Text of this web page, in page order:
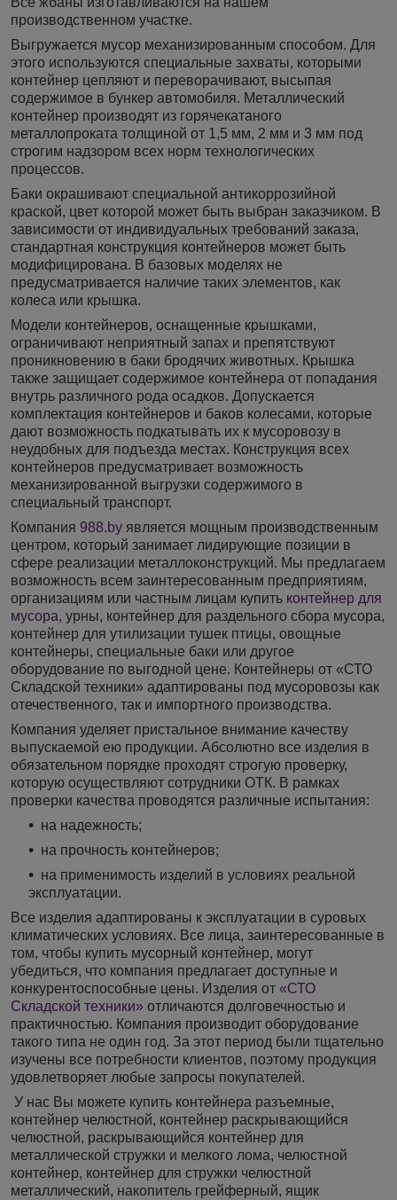
производственном участке.
Выгружается мусор механизированным способом. Для
этого используются специальные захваты, которыми
контейнер цепляют и переворачивают, высыпая
содержимое в бункер автомобиля. Металлический
контейнер производят из горячекатаного
металлопроката толщиной от 1,5 мм, 2 мм и 3 мм под
строгим надзором всех норм технологических
процессов.
Баки окрашивают специальной антикоррозийной
краской, цвет которой может быть выбран заказчиком. В
зависимости от индивидуальных требований заказа,
стандартная конструкция контейнеров может быть
модифицирована. В базовых моделях не
предусматривается наличие таких элементов, как
колеса или крышка.
Модели контейнеров, оснащенные крышками,
ограничивают неприятный запах и препятствуют
проникновению в баки бродячих животных. Крышка
также защищает содержимое контейнера от попадания
внутрь различного рода осадков. Допускается
комплектация контейнеров и баков колесами, которые
дают возможность подкатывать их к мусоровозу в
неудобных для подъезда местах. Конструкция всех
контейнеров предусматривает возможность
механизированной выгрузки содержимого в
специальный транспорт.
Компания 988.by является мощным производственным
центром, который занимает лидирующие позиции в
сфере реализации металлоконструкций. Мы предлагаем
возможность всем заинтересованным предприятиям,
организациям или частным лицам купить контейнер для
мусора, урны, контейнер для раздельного сбора мусора,
контейнер для утилизации тушек птицы, овощные
контейнеры, специальные баки или другое
оборудование по выгодной цене. Контейнеры от «СТО
Складской техники» адаптированы под мусоровозы как
отечественного, так и импортного производства.
Компания уделяет пристальное внимание качеству
выпускаемой ею продукции. Абсолютно все изделия в
обязательном порядке проходят строгую проверку,
которую осуществляют сотрудники ОТК. В рамках
проверки качества проводятся различные испытания:
на надежность;
на прочность контейнеров;
на применимость изделий в условиях реальной
эксплуатации.
Все изделия адаптированы к эксплуатации в суровых
климатических условиях. Все лица, заинтересованные в
том, чтобы купить мусорный контейнер, могут
убедиться, что компания предлагает доступные и
конкурентоспособные цены. Изделия от «СТО
Складской техники» отличаются долговечностью и
практичностью. Компания производит оборудование
такого типа не один год. За этот период были тщательно
изучены все потребности клиентов, поэтому продукция
удовлетворяет любые запросы покупателей.
У нас Вы можете купить контейнера разъемные,
контейнер челюстной, контейнер раскрывающийся
челюстной, раскрывающийся контейнер для
металлической стружки и мелкого лома, челюстной
контейнер, контейнер для стружки челюстной
металлический, накопитель грейферный, ящик